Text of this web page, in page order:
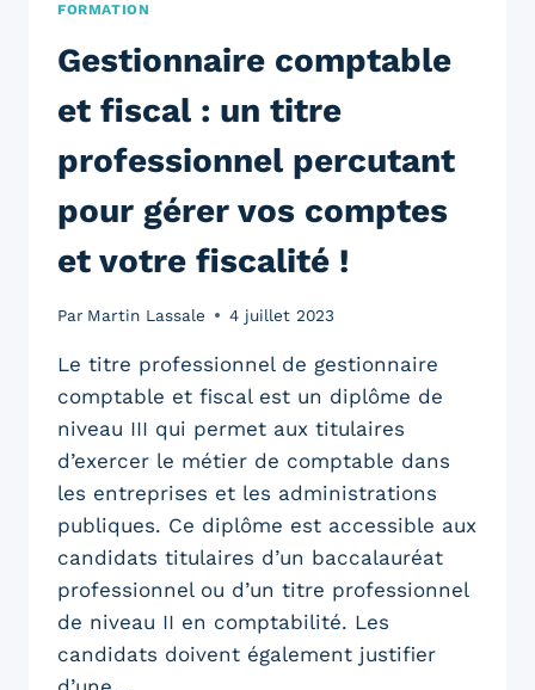
FORMATION
Gestionnaire comptable
et fiscal : un titre
professionnel percutant
pour gérer vos comptes
et votre fiscalité !
Par Martin Lassale 4 juillet 2023
Le titre professionnel de gestionnaire
comptable et fiscal est un diplôme de
niveau III qui permet aux titulaires
d’exercer le métier de comptable dans
les entreprises et les administrations
publiques. Ce diplôme est accessible aux
candidats titulaires d’un baccalauréat
professionnel ou d’un titre professionnel
de niveau II en comptabilité. Les
candidats doivent également justifier